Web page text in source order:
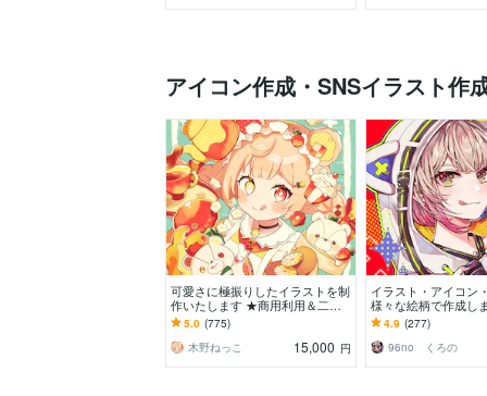
アイコン作成・SNSイラスト作
可愛さに極振りしたイラストを制
作いたします ★商用利用＆二次
利用込み！ミニキャラは小物２点
まで無料！★
5.0 (775)
木野ねっこ
15,000 円
イラスト・アイコン
様々な絵柄で作成し
可！似顔絵・ブログ
動画配信サムネ等用
4.9 (277)
96no くろの